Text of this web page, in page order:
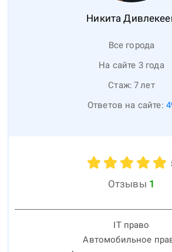
Никита
Все города
На сайте 3 года
Стаж: 7лет
Ответов на сайте:
Отзывы 1
IT право
Автомобильное